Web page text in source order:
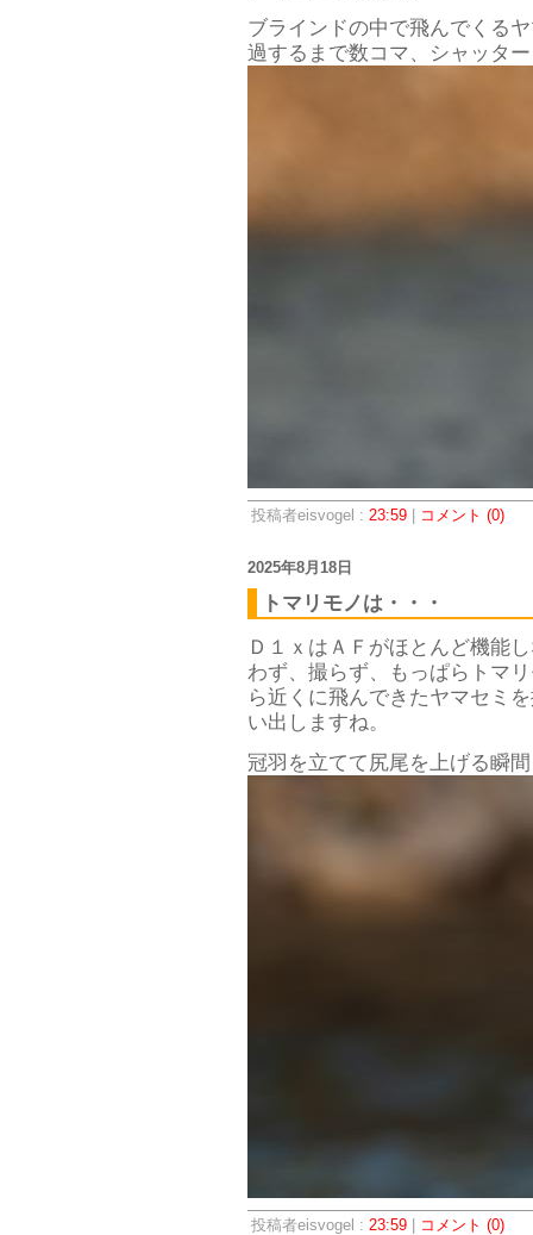
ブラインドの中で飛んでくる
過するまで数コマ、シャッタ
投稿者eisvogel : 23:59| コメント (0)
2025年8月18日
トマリモノは・・・
Ｄ１ｘはＡＦがほとんど機能
わず、撮らず、もっぱらトマ
ら近くに飛んできたヤマセミ
い出しますね。
冠羽を立てて尻尾を上げる瞬
投稿者eisvogel : 23:59| コメント (0)